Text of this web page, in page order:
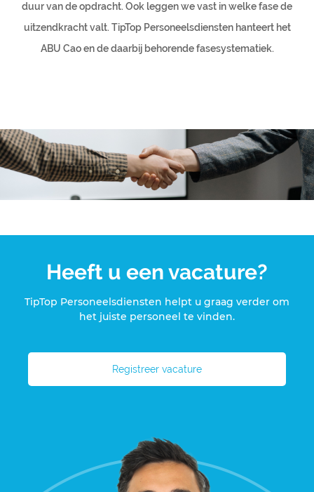
duur van de opdracht. Ook leggen we vast in welke fase de
uitzendkracht valt. TipTop Personeelsdiensten hanteert het
ABU Cao en de daarbij behorende fasesystematiek.
Heeft u een vacature?
TipTop Personeelsdiensten helpt u graag verder om
het juiste personeel te vinden.
Registreer vacature